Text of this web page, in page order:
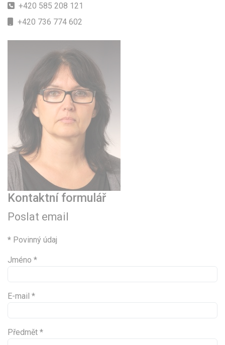
Telefon
+420 585 208 121
Mobil
+420 736 774 602
Kontaktní formulář
Poslat email
* Povinný údaj
Jméno *
E-mail *
Předmět *